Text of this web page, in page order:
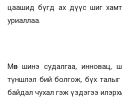
цаашид бүгд ах дүүс шиг
уриаллаа.
Мөн шинэ судалгаа, инновац,
түншлэл бий болгож, бүх талыг
байдал чухал гэж үздэгээ